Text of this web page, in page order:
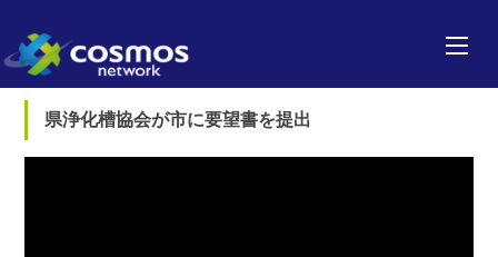
県浄化槽協会が市に要望書を提出